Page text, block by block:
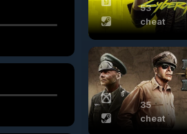
53
cheat
35
cheat